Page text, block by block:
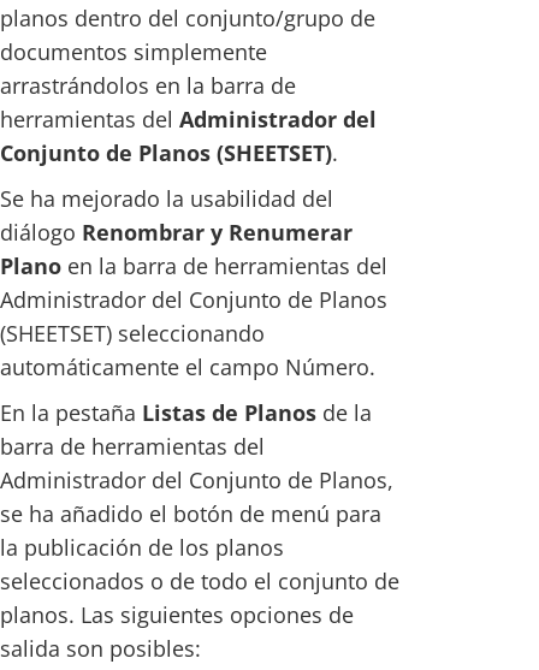
planos dentro del conjunto/grupo de
documentos simplemente
arrastrándolos en la barra de
herramientas del Administrador del
Conjunto de Planos (SHEETSET).
Se ha mejorado la usabilidad del
diálogo Renombrar y Renumerar
Plano en la barra de herramientas del
Administrador del Conjunto de Planos
(SHEETSET) seleccionando
automáticamente el campo Número.
En la pestaña Listas de Planos de la
barra de herramientas del
Administrador del Conjunto de Planos,
se ha añadido el botón de menú para
la publicación de los planos
seleccionados o de todo el conjunto de
planos. Las siguientes opciones de
salida son posibles: